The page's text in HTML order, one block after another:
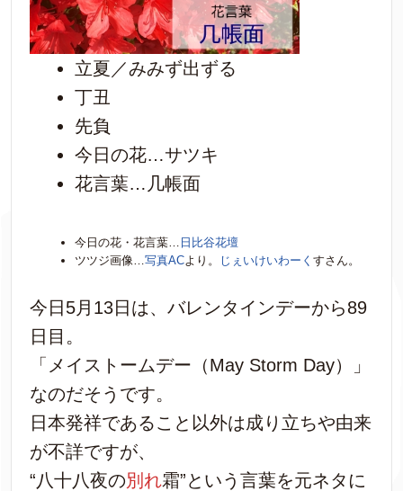
立夏／みみず出ずる
丁丑
先負
今日の花…サツキ
花言葉…几帳面
今日の花・花言葉… 日比谷花壇
ツツジ画像…写真ACより。 じぇいけいわーく すさん。
今日5月13日は、バレンタインデーから89
日目。
「メイストームデー（May Storm Day）」
なのだそうです。
日本発祥であること以外は成り立ちや由来
が不詳ですが、
“八十八夜の別れ霜”という言葉を元ネタに